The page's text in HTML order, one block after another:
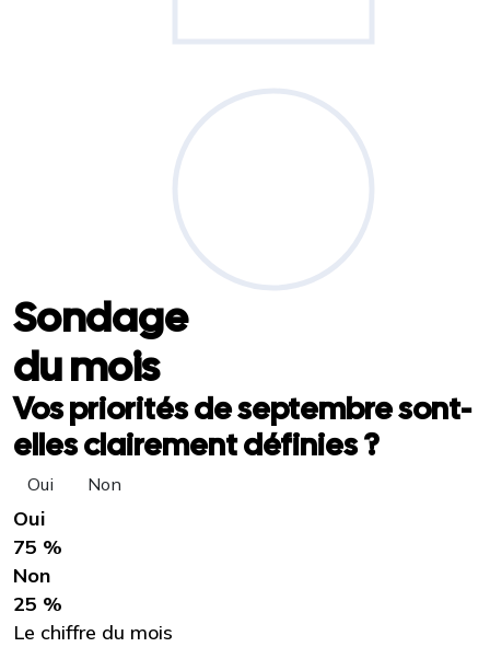
Sondage
du mois
Vos priorités de septembre sont-
elles clairement définies ?
Oui Non
Oui
75 %
Non
25 %
Le chiffre du mois